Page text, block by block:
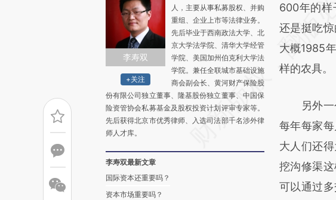
李寿双
+关注
人，主要从事私募股权、并购
重组、企业上市等法律业务。
先后毕业于西南政法大学、北
京大学法学院、清华大学经管
学院、美国加州伯克利大学法
学院。兼任全联城市基础设施
商会副会长、黄河财产保险股
份有限公司独立董事、隆基股份独立董事、中国保
险资管协会私募基金及股权投资计划评审专家等。
先后获得北京市优秀律师、入选司法部千名涉外律
师人才库。
李寿双最新文章
国际资本还重要吗？
资本市场重要吗？
AI
[https://
(https://
而成，可
比对和校
600年的样
还是挺吃
大概1985
样的农具。
另外一
每年每家
大人们还
挖沟修渠
可以通过